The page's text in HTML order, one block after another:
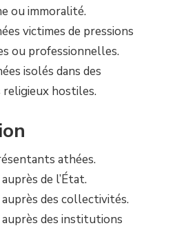
ou immoralité.
victimes de pressions
ou professionnelles.
isolés dans des
hostiles.
athées.
de l’État.
des collectivités.
des institutions